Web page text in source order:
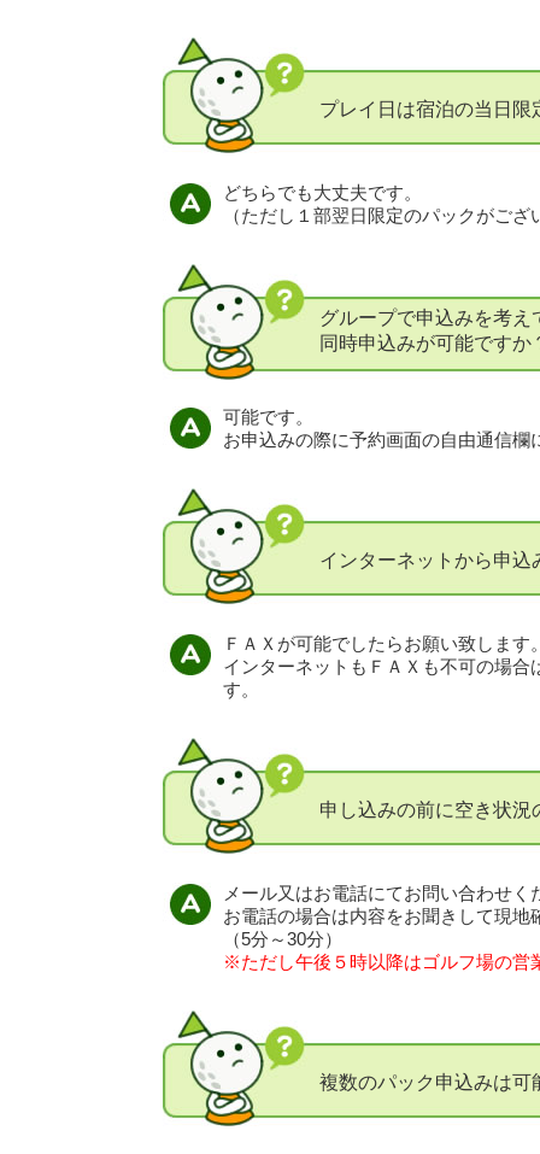
プレイ日は宿泊の当日
どちらでも大丈夫です。
（ただし１部翌日限定のパックがご
グループで申込みを考
同時申込みが可能ですか
可能です。
お申込みの際に予約画面の自由通信
インターネットから申
ＦＡＸが可能でしたらお願い致しま
インターネットもＦＡＸも不可の場
す。
申し込みの前に空き状況
メール又はお電話にてお問い合わせく
お電話の場合は内容をお聞きして現
（5分～30分）
※ただし午後５時以降はゴルフ場の営
複数のパック申込みは可